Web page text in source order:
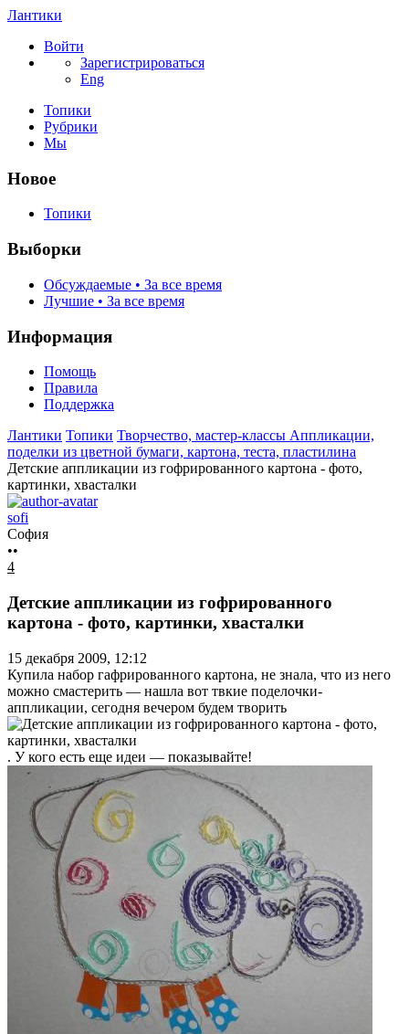
Лантики
Войти
Зарегистрироваться
Eng
Топики
Рубрики
Мы
Новое
Топики
Выборки
Обсуждаемые • За все время
Лучшие • За все время
Информация
Помощь
Правила
Поддержка
Лантики Топики Творчество, мастер-классы Аппликации,
поделки из цветной бумаги, картона, теста, пластилина
Детские аппликации из гофрированного картона - фото,
картинки, хвасталки
sofi
София
••
4
Детские аппликации из гофрированного
картона - фото, картинки, хвасталки
15 декабря 2009, 12:12
Купила набор гафрированного картона, не знала, что из него
можно смастерить — нашла вот твкие поделочки-
аппликации, сегодня вечером будем творить
. У кого есть еще идеи — показывайте!